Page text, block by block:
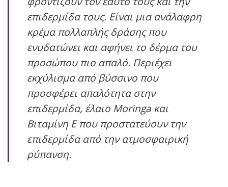
επιδερμίδα τους. Είναι μια ανάλαφρη
κρέμα πολλαπλής δράσης που
ενυδατώνει και αφήνει το δέρμα του
προσώπου πιο απαλό. Περιέχει
εκχύλισμα από βύσσινο που
προσφέρει απαλότητα στην
επιδερμίδα, έλαιο Moringa και
Βιταμίνη Ε που προστατεύουν την
επιδερμίδα από την ατμοσφαιρική
ρύπανση.